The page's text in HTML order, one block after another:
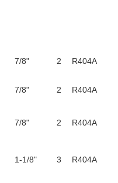
7/8" 2 R404A
7/8" 2 R404A
7/8" 2 R404A
1-1/8" 3 R404A